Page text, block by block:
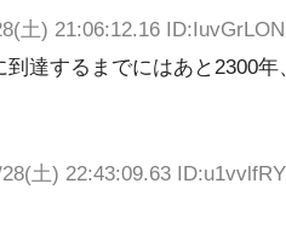
土) 21:06:12.16 ID:IuvGrLON
達するまでにはあと2300
土) 22:43:09.63 ID:u1vvlfRY